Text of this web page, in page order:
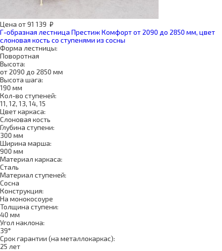
Цена от91 139 ₽
Г-образная лестница Престиж Комфорт от 2090 до 2850 мм, цвет
слоновая кость со ступенями из сосны
Форма лестницы:
Поворотная
Высота:
от 2090 до 2850 мм
Высота шага:
190 мм
Кол-во ступеней:
11, 12, 13, 14, 15
Цвет каркаса:
Слоновая кость
Глубина ступени:
300 мм
Ширина марша:
900 мм
Материал каркаса:
Сталь
Материал ступеней:
Сосна
Конструкция:
На монокосоуре
Толщина ступени:
40 мм
Угол наклона:
39°
Срок гарантии (на металлокаркас):
25 лет